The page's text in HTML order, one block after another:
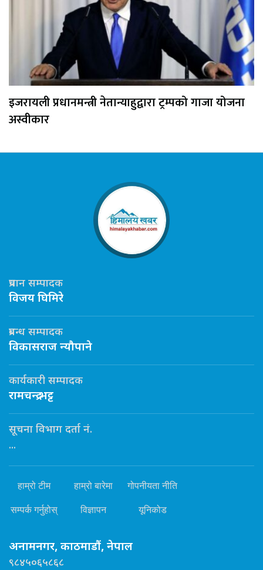
इजरायली प्रधानमन्त्री नेतान्याहुद्वारा ट्रम्पको गाजा योजना
अस्वीकार
प्रधान सम्पादक
विजय घिमिरे
प्रबन्ध सम्पादक
विकासराज न्यौपाने
कार्यकारी सम्पादक
रामचन्द्र भट्ट
सूचना विभाग दर्ता नं.
...
हाम्रो टीम हाम्रो बारेमा गोपनीयता नीति
सम्पर्क गर्नुहोस् विज्ञापन यूनिकोड
अनामनगर, काठमाडौं, नेपाल
९८४५०६५८६८